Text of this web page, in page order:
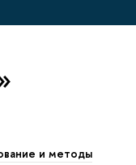
и методы